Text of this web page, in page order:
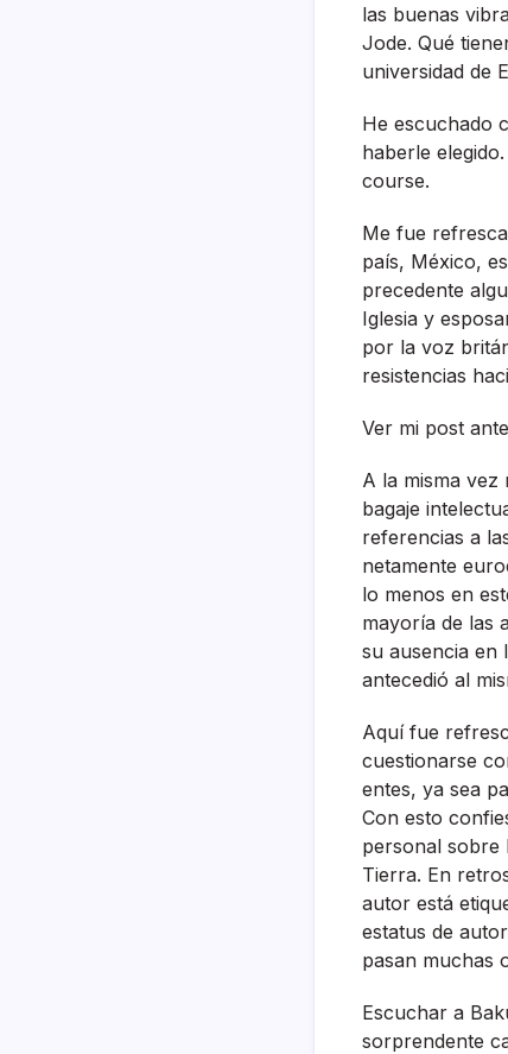
las buenas
Jode. Qué
universidad de
He escuchado
haberle
course.
Me fue
paí­s, México,
precedente
Iglesia y
por la voz
resistencias
Ver mi post
A la misma
bagaje
referencias a
netamente
lo menos en
mayorí­a de las
su ausencia en
antecedió al
Aquí­ fue
cuestionarse
entes, ya sea
Con esto
personal sobre
Tierra. En
autor está
estatus de
pasan muchas
Escuchar a
sorprendente